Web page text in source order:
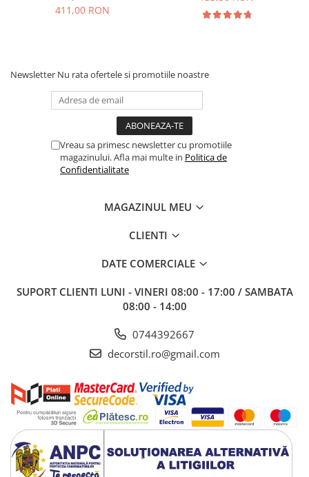
411,00 RON
Newsletter Nu rata ofertele si promotiile noastre
Vreau sa primesc newsletter cu promotiile
magazinului. Afla mai multe in Politica de
Confidentialitate
MAGAZINUL MEU
CLIENTI
DATE COMERCIALE
SUPORT CLIENTI LUNI - VINERI 08:00 - 17:00 / SAMBATA
08:00 - 14:00
0744392667
decorstil.ro@gmail.com